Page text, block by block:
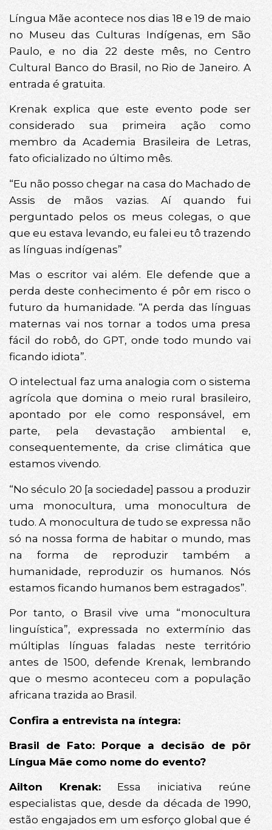
Língua Mãe acontece nos dias 18 e 19 de maio
no Museu das Culturas Indígenas, em São
Paulo, e no dia 22 deste mês, no Centro
Cultural Banco do Brasil, no Rio de Janeiro. A
entrada é gratuita.
Krenak explica que este evento pode ser
considerado sua primeira ação como
membro da Academia Brasileira de Letras,
fato oficializado no último mês.
“Eu não posso chegar na casa do Machado de
Assis de mãos vazias. Aí quando fui
perguntado pelos os meus colegas, o que
que eu estava levando, eu falei eu tô trazendo
as línguas indígenas”
Mas o escritor vai além. Ele defende que a
perda deste conhecimento é pôr em risco o
futuro da humanidade. “A perda das línguas
maternas vai nos tornar a todos uma presa
fácil do robô, do GPT, onde todo mundo vai
ficando idiota”.
O intelectual faz uma analogia com o sistema
agrícola que domina o meio rural brasileiro,
apontado por ele como responsável, em
parte, pela devastação ambiental e,
consequentemente, da crise climática que
estamos vivendo.
“No século 20 [a sociedade] passou a produzir
uma monocultura, uma monocultura de
tudo. A monocultura de tudo se expressa não
só na nossa forma de habitar o mundo, mas
na forma de reproduzir também a
humanidade, reproduzir os humanos. Nós
estamos ficando humanos bem estragados”.
Por tanto, o Brasil vive uma “monocultura
linguística”, expressada no extermínio das
múltiplas línguas faladas neste território
antes de 1500, defende Krenak, lembrando
que o mesmo aconteceu com a população
africana trazida ao Brasil.
Confira a entrevista na íntegra:
Brasil de Fato: Porque a decisão de pôr
Língua Mãe como nome do evento?
Ailton Krenak: Essa iniciativa reúne
especialistas que, desde da década de 1990,
estão engajados em um esforço global que é